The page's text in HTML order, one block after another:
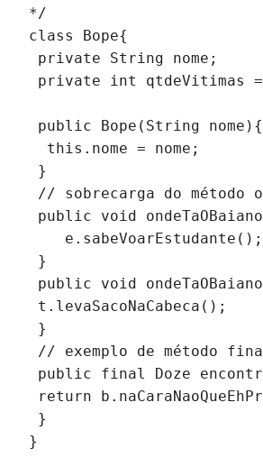
*/
class Bope{
private String nome;
private int qtdeVitimas
public Bope(String nome){
  this.nome = nome;
}
// sobrecarga do método
public void
    e.sabeVoarEstudante();
}
public void
t.levaSacoNaCabeca();
}
// exemplo de método
public final Doze
return
}
}